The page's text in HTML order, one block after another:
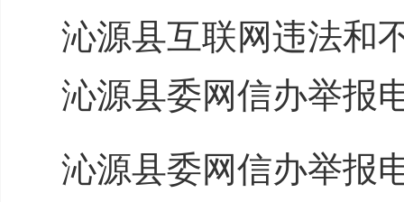
沁源县互联网违法和
沁源县委网信办举报
沁源县委网信办举报